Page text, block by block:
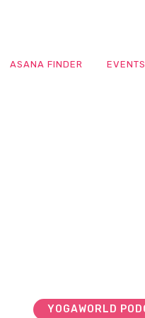
ASANA FINDER EVENTS
YOGAWORLD